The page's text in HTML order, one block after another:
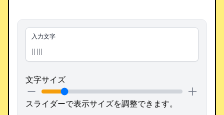
入力文字
文字サイズ
スライダーで表示サイズを調整できます。